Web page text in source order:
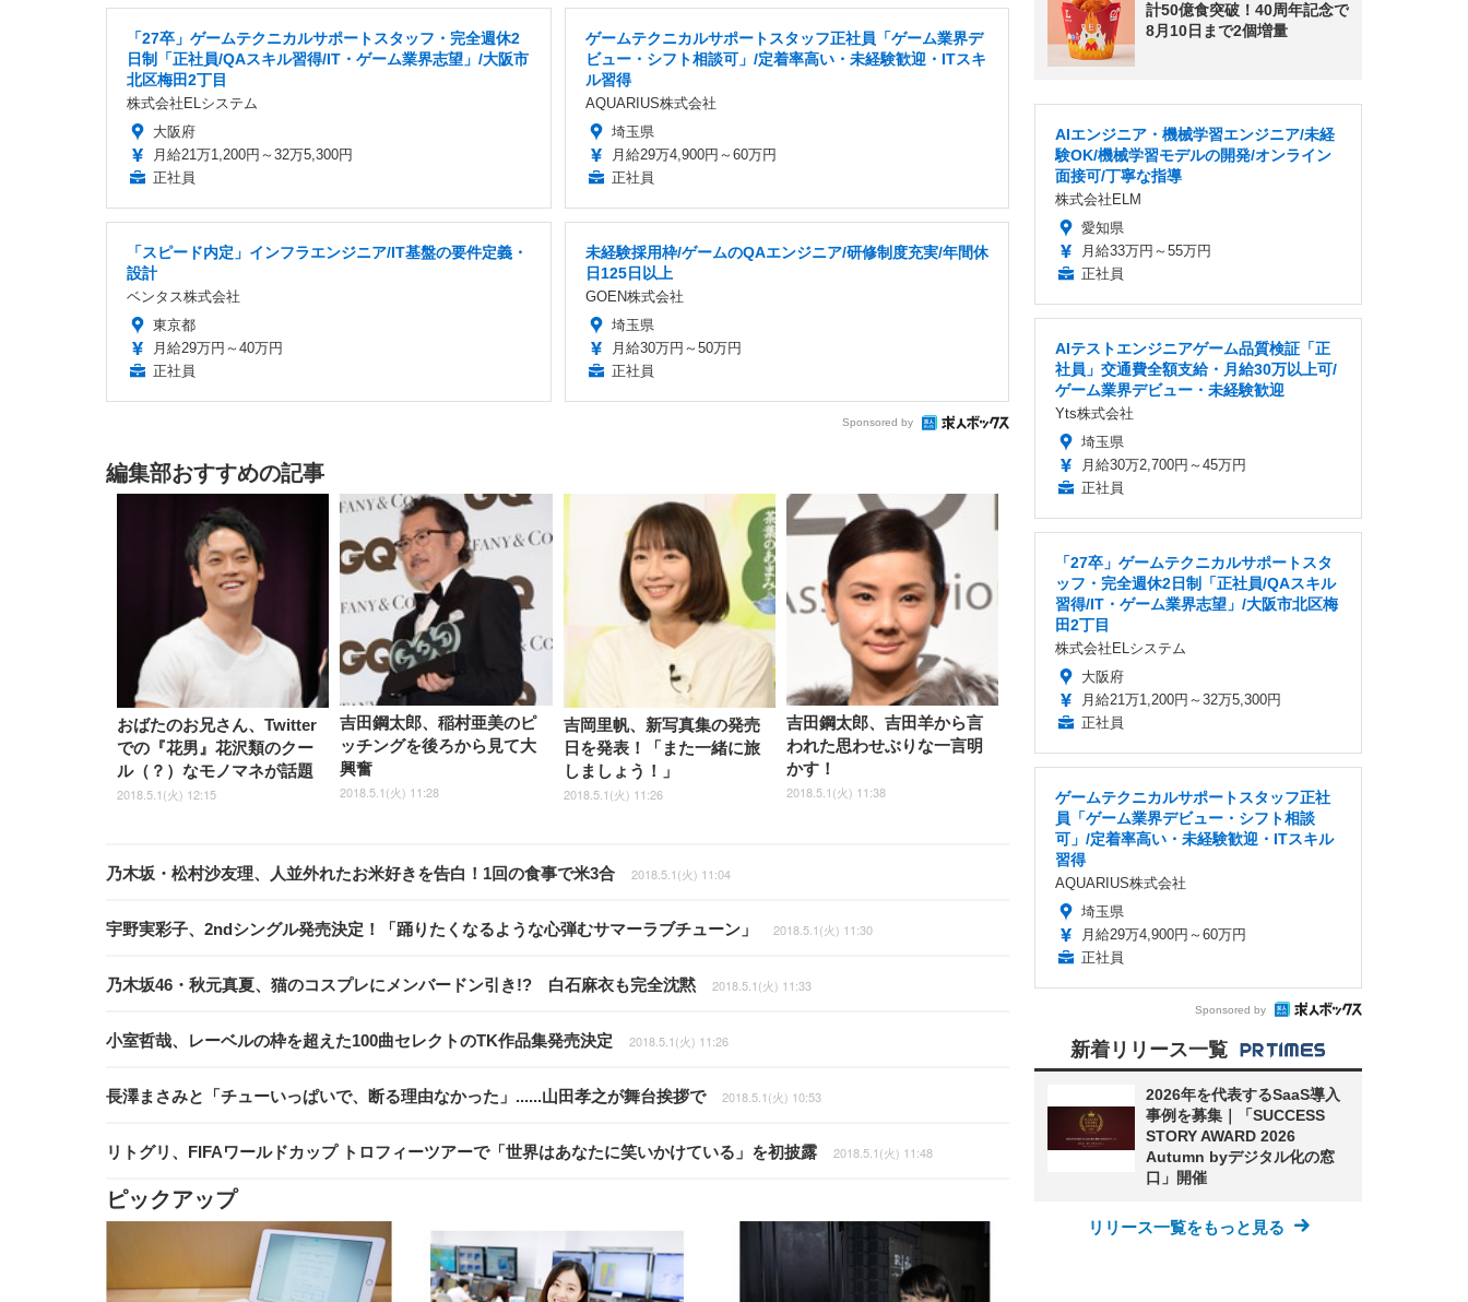
「27卒」ゲームテクニカルサポートスタッフ・完全週休2
日制「正社員/QAスキル習得/IT・ゲーム業界志望」/大阪市
北区梅田2丁目
株式会社ELシステム
大阪府
月給21万1,200円～32万5,300円
正社員
ゲームテクニカルサポートスタッフ正社員「ゲーム業界デ
ビュー・シフト相談可」/定着率高い・未経験歓迎・ITスキ
ル習得
AQUARIUS株式会社
埼玉県
月給29万4,900円～60万円
正社員
「スピード内定」インフラエンジニア/IT基盤の要件定義・
設計
ベンタス株式会社
東京都
月給29万円～40万円
正社員
未経験採用枠/ゲームのQAエンジニア/研修制度充実/年間休
日125日以上
GOEN株式会社
埼玉県
月給30万円～50万円
正社員
Sponsored by
編集部おすすめの記事
おばたのお兄さん、Twitter
での『花男』花沢類のクー
ル（？）なモノマネが話題
2018.5.1(火) 12:15
吉田鋼太郎、稲村亜美のピ
ッチングを後ろから見て大
興奮
2018.5.1(火) 11:28
吉岡里帆、新写真集の発売
日を発表！「また一緒に旅
しましょう！」
2018.5.1(火) 11:26
吉田鋼太郎、吉田羊から言
われた思わせぶりな一言明
かす！
2018.5.1(火) 11:38
乃木坂・松村沙友理、人並外れたお米好きを告白！1回の食事で米3合 2018.5.1(火) 11:04
宇野実彩子、2ndシングル発売決定！「踊りたくなるような心弾むサマーラブチューン」 2018.5.1(火) 11:30
乃木坂46・秋元真夏、猫のコスプレにメンバードン引き!? 白石麻衣も完全沈黙 2018.5.1(火) 11:33
小室哲哉、レーベルの枠を超えた100曲セレクトのTK作品集発売決定 2018.5.1(火) 11:26
長澤まさみと「チューいっぱいで、断る理由なかった」......山田孝之が舞台挨拶で 2018.5.1(火) 10:53
リトグリ、FIFAワールドカップ トロフィーツアーで「世界はあなたに笑いかけている」を初披露 2018.5.1(火) 11:48
ピックアップ
計50億食突破！40周年記念で
8月10日まで2個増量
AIエンジニア・機械学習エンジニア/未経
験OK/機械学習モデルの開発/オンライン
面接可/丁寧な指導
株式会社ELM
愛知県
月給33万円～55万円
正社員
AIテストエンジニアゲーム品質検証「正
社員」交通費全額支給・月給30万以上可/
ゲーム業界デビュー・未経験歓迎
Yts株式会社
埼玉県
月給30万2,700円～45万円
正社員
「27卒」ゲームテクニカルサポートスタ
ッフ・完全週休2日制「正社員/QAスキル
習得/IT・ゲーム業界志望」/大阪市北区梅
田2丁目
株式会社ELシステム
大阪府
月給21万1,200円～32万5,300円
正社員
ゲームテクニカルサポートスタッフ正社
員「ゲーム業界デビュー・シフト相談
可」/定着率高い・未経験歓迎・ITスキル
習得
AQUARIUS株式会社
埼玉県
月給29万4,900円～60万円
正社員
Sponsored by
新着リリース一覧
2026年を代表するSaaS導入
事例を募集｜「SUCCESS
STORY AWARD 2026
Autumn byデジタル化の窓
口」開催
リリース一覧をもっと見る